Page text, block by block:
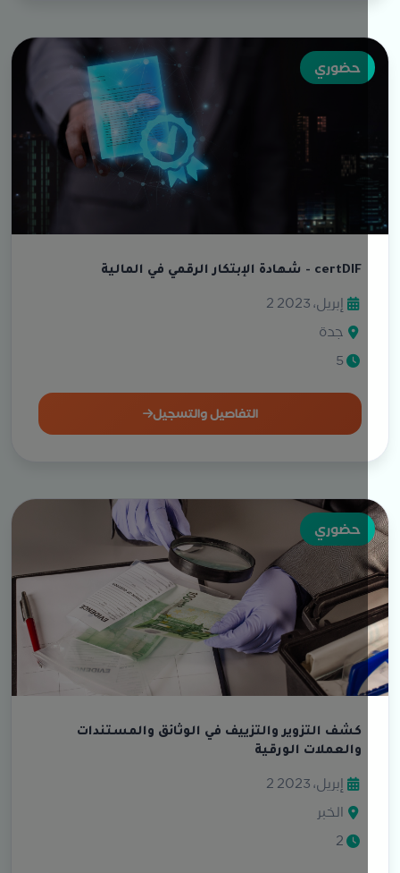
حضوري
شهادة الإبتكار الرقمي في المالية - certDIF
2 إبريل، 2023
جدة
التفاصيل والتسجيل
حضوري
كشف التزوير والتزييف في الوثائق والمستندات
والعملات الورقية
2 إبريل، 2023
الخبر